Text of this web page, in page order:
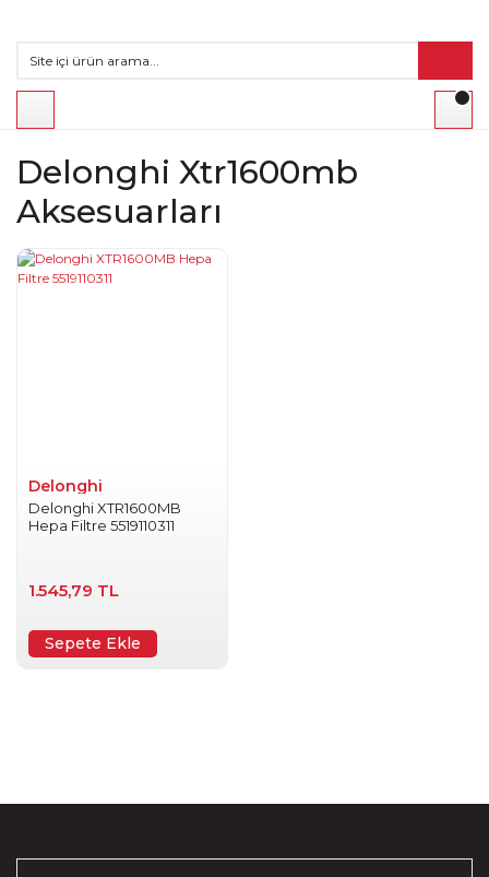
Delonghi Xtr1600mb
Aksesuarları
Delonghi
Delonghi XTR1600MB
Hepa Filtre 5519110311
1.545,79 TL
Sepete Ekle